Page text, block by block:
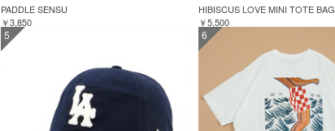
PADDLE SENSU
￥3,850
HIBISCUS LOVE MINI TOTE BAG
￥5,500
5 6